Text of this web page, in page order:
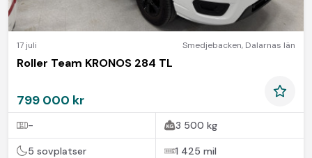
17 juli Smedjebacken, Dalarnas län
Roller Team KRONOS 284 TL
799 000 kr
- 3 500 kg
5 sovplatser 1 425 mil